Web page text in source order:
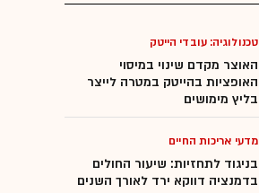
טכנולוגיה: עובדי הייטק
האוצר מקדם שינוי במיסוי
האופציות בהייטק במטרה לייצר
בליץ מימושים
מדעי אריכות החיים
בניגוד לתחזיות: שיעור החולים
בדמנציה דווקא ירד לאורך השנים